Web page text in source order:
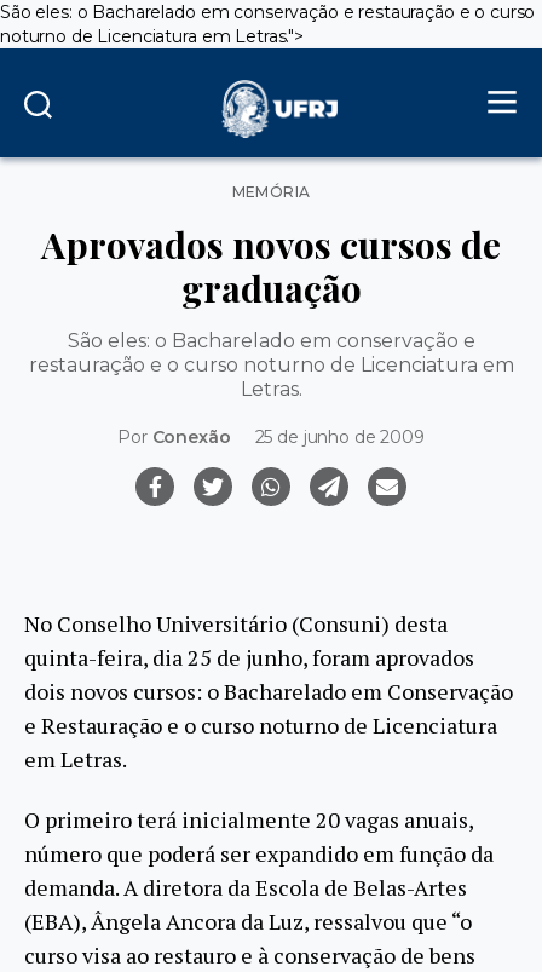
São eles: o Bacharelado em conservação e restauração e o curso
noturno de Licenciatura em Letras.">
Categorias
MEMÓRIA
Aprovados novos cursos de
graduação
São eles: o Bacharelado em conservação e
restauração e o curso noturno de Licenciatura em
Letras.
Por Conexão 25 de junho de 2009
No Conselho Universitário (Consuni) desta
quinta-feira, dia 25 de junho, foram aprovados
dois novos cursos: o Bacharelado em Conservação
e Restauração e o curso noturno de Licenciatura
em Letras.
O primeiro terá inicialmente 20 vagas anuais,
número que poderá ser expandido em função da
demanda. A diretora da Escola de Belas-Artes
(EBA), Ângela Ancora da Luz, ressalvou que “o
curso visa ao restauro e à conservação de bens